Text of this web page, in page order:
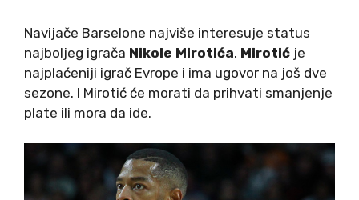
Navijače Barselone najviše interesuje status
najboljeg igrača Nikole Mirotića. Mirotić je
najplaćeniji igrač Evrope i ima ugovor na još dve
sezone. I Mirotić će morati da prihvati smanjenje
plate ili mora da ide.